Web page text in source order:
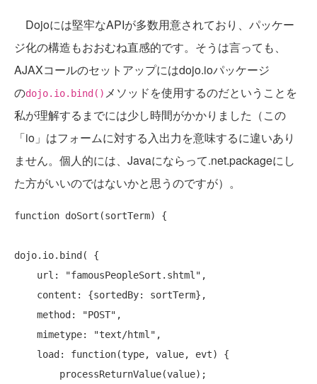
Dojoには堅牢なAPIが多数用意されており、パッケー
ジ化の構造もおおむね直感的です。そうは言っても、
AJAXコールのセットアップにはdojo.ioパッケージ
のdojo.io.bind() メソッドを使用するのだということを
私が理解するまでには少し時間がかかりました（この
「io」はフォームに対する入出力を意味するに違いあり
ません。個人的には、Javaにならって.net.packageにし
た方がいいのではないかと思うのですが）。
function doSort(sortTerm) {
dojo.io.bind( {
    url:
"famousPeopleSort.shtml" ,
    method:
"POST" ,
    mimetype:
"text/html" ,
    load:
function(type, value, evt) {